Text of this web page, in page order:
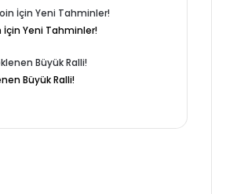
İçin Yeni Tahminler!
Büyük Ralli!